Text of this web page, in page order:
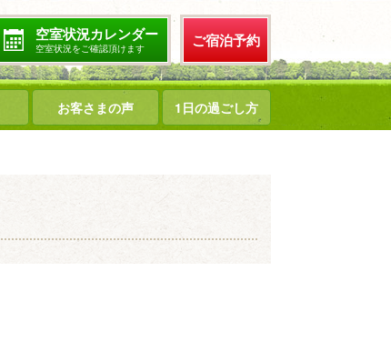
空室状況カレンダー
空室状況をご確認頂けます ご宿泊予約
お客さまの声 1日の過ごし方